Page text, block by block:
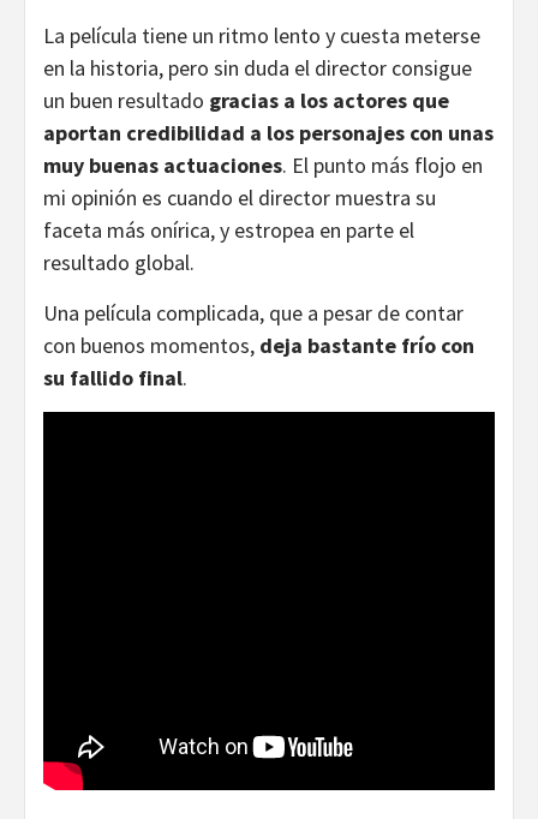
La película tiene un ritmo lento y cuesta meterse
en la historia, pero sin duda el director consigue
un buen resultado gracias a los actores que
aportan credibilidad a los personajes con unas
muy buenas actuaciones. El punto más flojo en
mi opinión es cuando el director muestra su
faceta más onírica, y estropea en parte el
resultado global.
Una película complicada, que a pesar de contar
con buenos momentos, deja bastante frío con
su fallido final.